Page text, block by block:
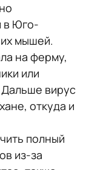
в Юго-
мышей.
на ферму,
или
Дальше вирус
откуда и
полный
из-за